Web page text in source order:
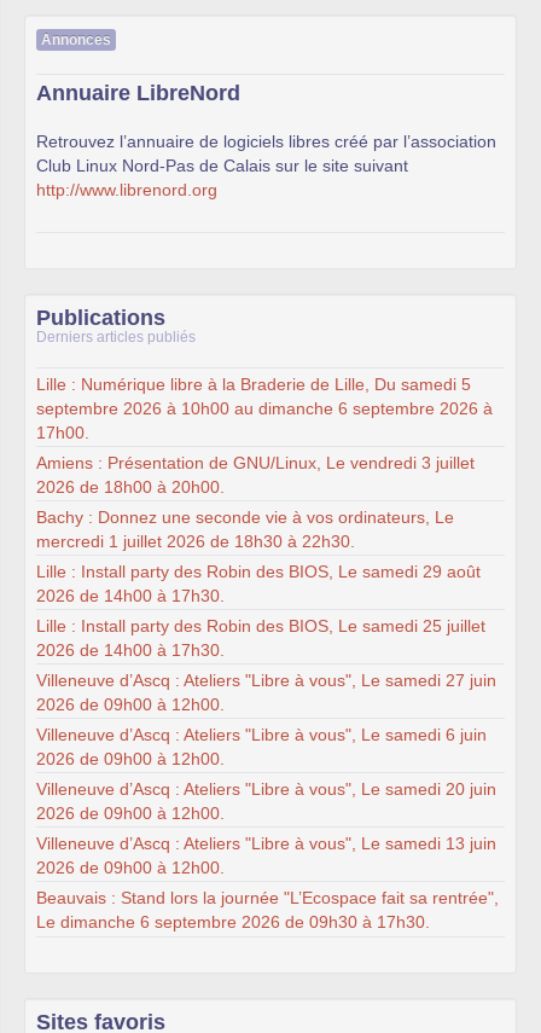
Annonces
Annuaire LibreNord
Retrouvez l’annuaire de logiciels libres créé par l’association
Club Linux Nord-Pas de Calais sur le site suivant
http://www.librenord.org
Publications
Derniers articles publiés
Lille : Numérique libre à la Braderie de Lille, Du samedi 5
septembre 2026 à 10h00 au dimanche 6 septembre 2026 à
17h00.
Amiens : Présentation de GNU/Linux, Le vendredi 3 juillet
2026 de 18h00 à 20h00.
Bachy : Donnez une seconde vie à vos ordinateurs, Le
mercredi 1 juillet 2026 de 18h30 à 22h30.
Lille : Install party des Robin des BIOS, Le samedi 29 août
2026 de 14h00 à 17h30.
Lille : Install party des Robin des BIOS, Le samedi 25 juillet
2026 de 14h00 à 17h30.
Villeneuve d’Ascq : Ateliers "Libre à vous", Le samedi 27 juin
2026 de 09h00 à 12h00.
Villeneuve d’Ascq : Ateliers "Libre à vous", Le samedi 6 juin
2026 de 09h00 à 12h00.
Villeneuve d’Ascq : Ateliers "Libre à vous", Le samedi 20 juin
2026 de 09h00 à 12h00.
Villeneuve d’Ascq : Ateliers "Libre à vous", Le samedi 13 juin
2026 de 09h00 à 12h00.
Beauvais : Stand lors la journée "L’Ecospace fait sa rentrée",
Le dimanche 6 septembre 2026 de 09h30 à 17h30.
Sites favoris